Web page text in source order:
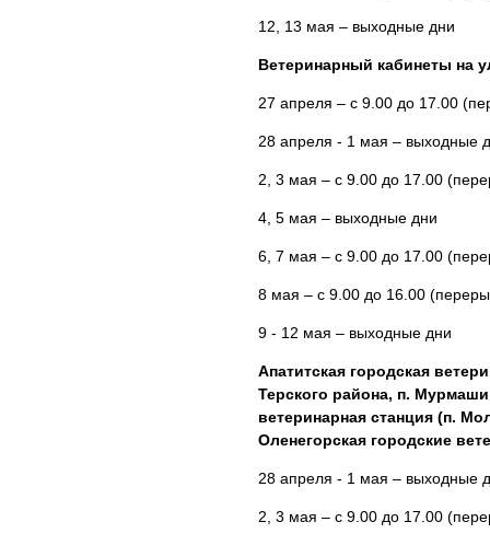
12, 13 мая – выходные дни
Ветеринарный кабинеты на
27 апреля – с 9.00 до 17.00
28 апреля - 1 мая – выходные
2, 3 мая – с 9.00 до 17.00
4, 5 мая – выходные дни
6, 7 мая – с 9.00 до 17.00
8 мая – с 9.00 до 16.00
9 - 12 мая – выходные дни
Апатитская городская
Терского района, п.
ветеринарная станция (п.
Оленегорская городские
28 апреля - 1 мая – выходные
2, 3 мая – с 9.00 до 17.00